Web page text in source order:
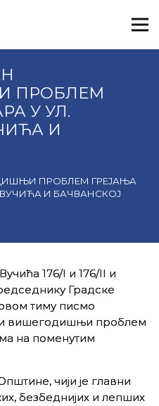
ПРОБЛЕМ
У УЛ.
И
ПРОБЛЕМ ГРЕЈАЊА
И БАЧВАНСКОЈ
176/I и 176/II и
Градске
тиму писмо
вишегодишњи проблем
на поменутим
чији је главни
безбеднијих и лепших